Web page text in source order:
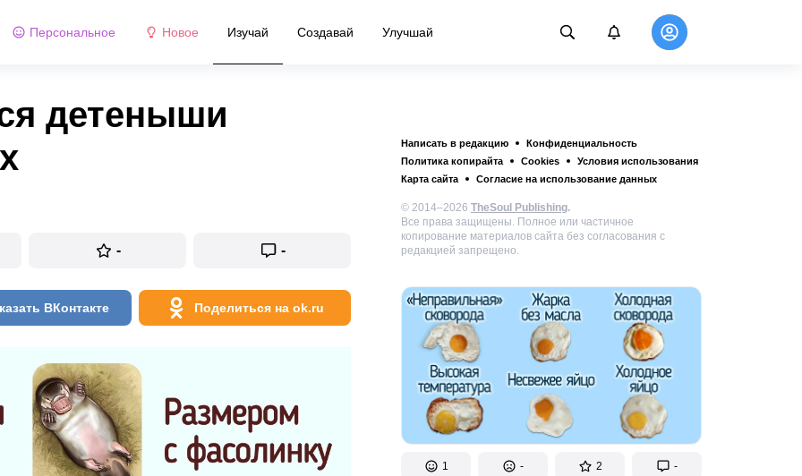
Персональное Новое Изучай Создавай Улучшай
Написать в редакцию
Конфиденциальность
Политика копирайта
Cookies
Условия использования
Карта сайта
Согласие на использование данных
© 2014–2026 TheSoul Publishing.
Все права защищены. Полное или частичное
копирование материалов сайта без согласования с
редакцией запрещено.
1 - 2 -
детеныши
- -
ВКонтакте Поделиться на ok.ru